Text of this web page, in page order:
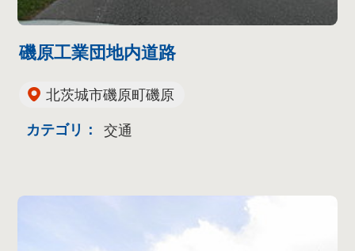
磯原工業団地内道路
北茨城市磯原町磯原
カテゴリ： 交通